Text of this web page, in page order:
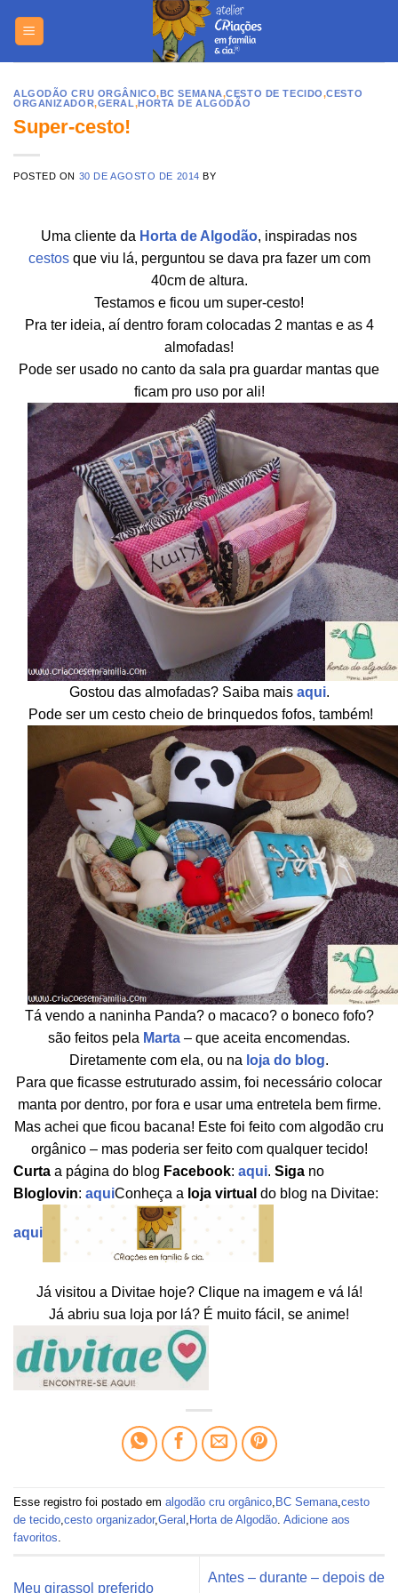
ALGODÃO CRU ORGÂNICO,BC SEMANA,CESTO DE TECIDO,CESTO
ORGANIZADOR,GERAL,HORTA DE ALGODÃO
Super-cesto!
POSTED ON 30 DE AGOSTO DE 2014 BY
Uma cliente da Horta de Algodão, inspiradas nos
cestosque viu lá, perguntou se dava pra fazer um com
40cm de altura.
Testamos e ficou um super-cesto!
Pra ter ideia, aí dentro foram colocadas 2 mantas e as 4
almofadas!
Pode ser usado no canto da sala pra guardar mantas que
ficam pro uso por ali!
Gostou das almofadas? Saiba mais aqui.
Pode ser um cesto cheio de brinquedos fofos, também!
Tá vendo a naninha Panda? o macaco? o boneco fofo?
são feitos pela Marta – que aceita encomendas.
Diretamente com ela, ou na loja do blog.
Para que ficasse estruturado assim, foi necessário colocar
manta por dentro, por fora e usar uma entretela bem firme.
Mas achei que ficou bacana! Este foi feito com algodão cru
orgânico – mas poderia ser feito com qualquer tecido!
Curta a página do blog Facebook: aqui. Siga no
Bloglovin: aquiConheça a loja virtual do blog na Divitae:
aqui
Já visitou a Divitae hoje? Clique na imagem e vá lá!
Já abriu sua loja por lá? É muito fácil, se anime!
Esse registro foi postado em algodão cru orgânico, BC Semana,cesto
de tecido,cesto organizador,Geral , Horta de Algodão. Adicione aos
favoritos.
Meu girassol preferido
Antes – durante – depois de